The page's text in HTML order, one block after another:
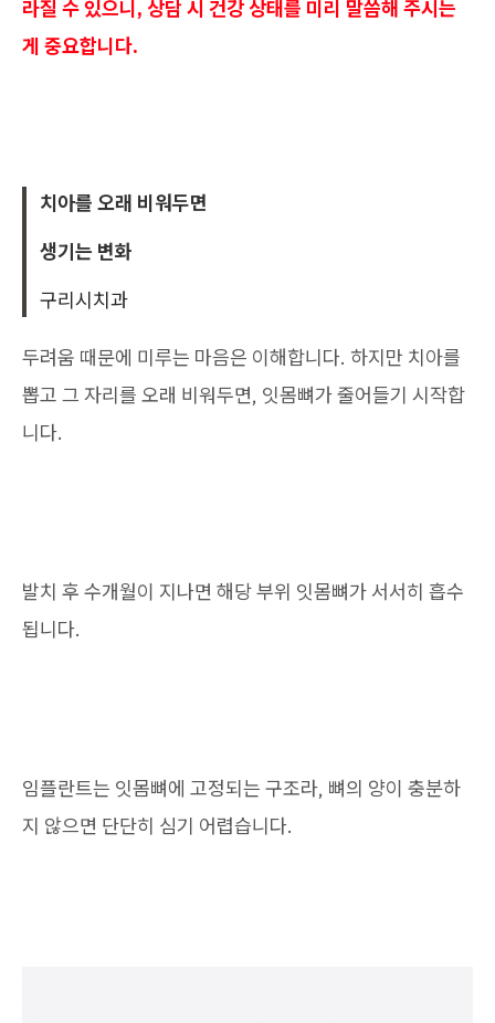
라질 수 있으니, 상담 시 건강 상태를 미리 말씀해 주시는
게 중요합니다.
치아를 오래 비워두면
생기는 변화
구리시치과
두려움 때문에 미루는 마음은 이해합니다. 하지만 치아를
뽑고 그 자리를 오래 비워두면, 잇몸뼈가 줄어들기 시작합
니다.
발치 후 수개월이 지나면 해당 부위 잇몸뼈가 서서히 흡수
됩니다.
임플란트는 잇몸뼈에 고정되는 구조라, 뼈의 양이 충분하
지 않으면 단단히 심기 어렵습니다.